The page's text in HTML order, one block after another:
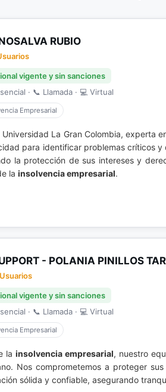
RUBIO
vigente y sin sanciones
· 📞 Llamada · 💻 Virtual
Empresarial
La Gran Colombia, experta
para identificar problemas críticos
la protección de sus intereses y
la insolvencia empresarial.
- POLANIA PINILLOS
vigente y sin sanciones
· 📞 Llamada · 💻 Virtual
Empresarial
lainsolvencia empresarial, nuestro
Nos comprometemos a proteger
sólida y confiable, asegurando